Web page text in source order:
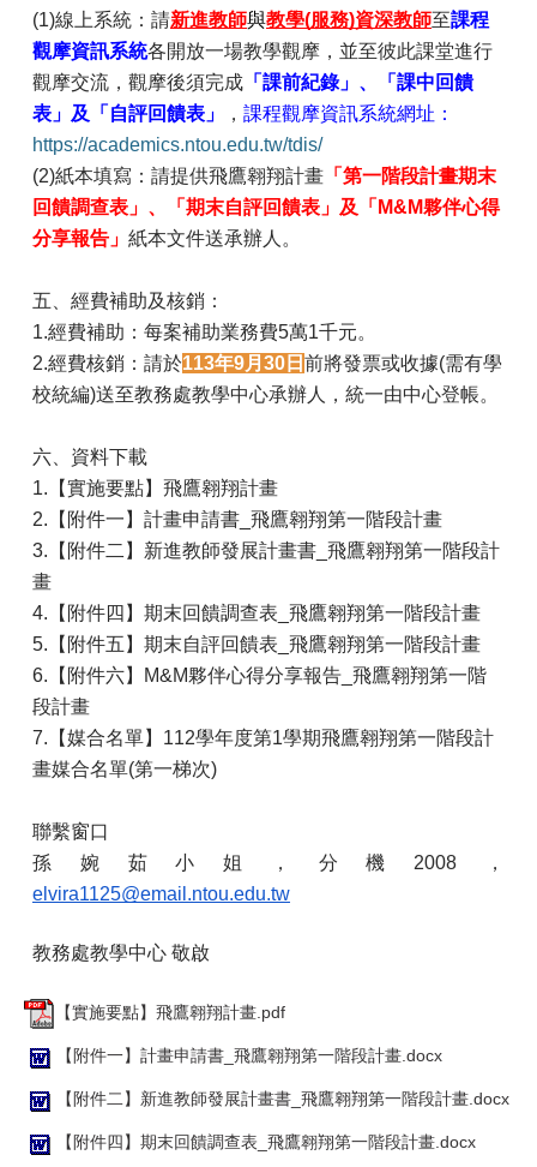
(1)線上系統：請新進教師與教學(服務)資深教師至課程
觀摩資訊系統各開放一場教學觀摩，並至彼此課堂進行
觀摩交流，觀摩後須完成 「課前紀錄」、「課中回饋
表」及「自評回饋表」
， 課程觀摩資訊系統網址：
https://academics.ntou.edu.tw/tdis/
(2)紙本填寫：請提供飛鷹翱翔計畫 「第一階段計畫期末
回饋調查表」、「期末自評回饋表」及「M&M夥伴心得
分享報告」 紙本文件送承辦人。
五、經費補助及核銷：
1.經費補助：每案補助業務費5萬1千元。
2.經費核銷： 請於113年9月30日 前將發票或收據(需有學
校統編)送至教務處教學中心承辦人
，統一由中心登帳。
六、資料下載
1. 【實施要點】飛鷹翱翔計畫
2. 【附件一】計畫申請書_飛鷹翱翔第一階段計畫
3. 【附件二】新進教師發展計畫書_飛鷹翱翔第一階段計
畫
4. 【附件四】期末回饋調查表_飛鷹翱翔第一階段計畫
5. 【附件五】期末自評回饋表_飛鷹翱翔第一階段計畫
6. 【附件六】M&M夥伴心得分享報告_飛鷹翱翔第一階
段計畫
7. 【媒合名單】112學年度第1學期飛鷹翱翔第一階段計
畫媒合名單(第一梯次)
聯繫窗口
孫婉茹小姐，分機2008，
elvira1125@email.ntou.edu.tw
教務處教學中心 敬啟
【實施要點】飛鷹翱翔計畫.pdf
【附件一】計畫申請書_飛鷹翱翔第一階段計畫.docx
【附件二】新進教師發展計畫書_飛鷹翱翔第一階段計畫.docx
【附件四】期末回饋調查表_飛鷹翱翔第一階段計畫.docx